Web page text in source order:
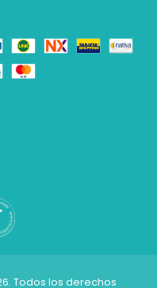
Todos los derechos